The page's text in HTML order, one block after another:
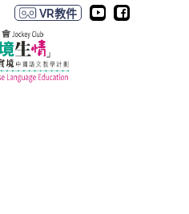
VR教件